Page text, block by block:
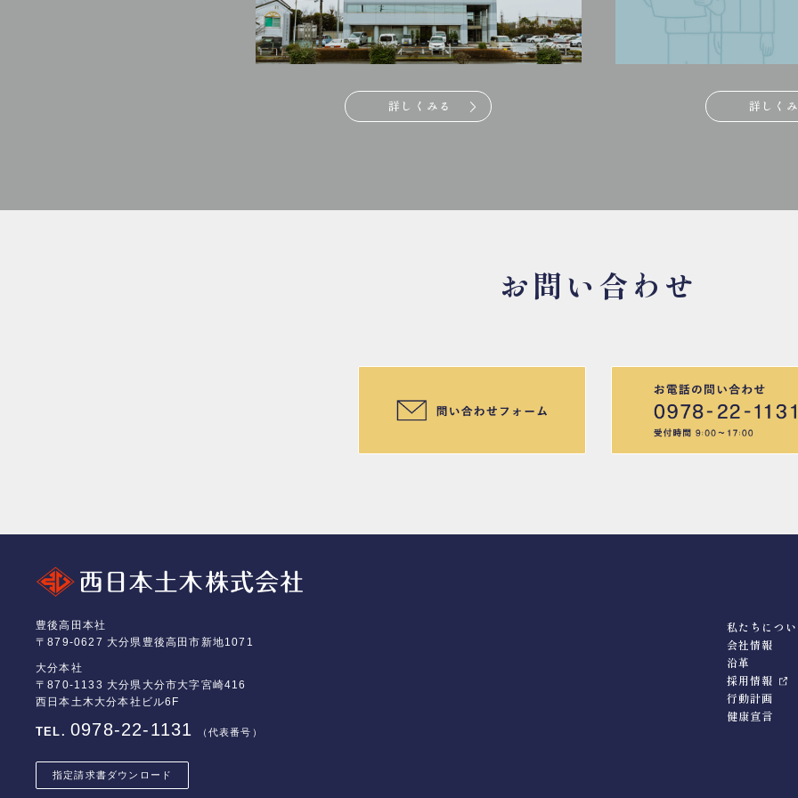
詳しくみる 詳しく
お問い合わせ
豊後高田本社
〒879-0627 大分県豊後高田市新地1071
大分本社
〒870-1133 大分県大分市大字宮崎416
西日本土木大分本社ビル6F
TEL. 0978-22-1131 （代表番号）
指定請求書ダウンロード
私たちにつ
会社情報
沿革
採用情報
行動計画
健康宣言